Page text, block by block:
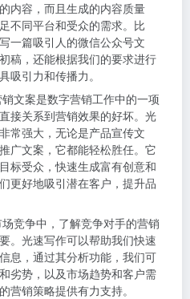
内容，而且生成的内容质量
不同平台和受众的需求。比
一篇吸引人的微信公众号文
稿，还能根据我们的要求进行
吸引力和传播力。
销文案是数字营销工作中的一项
接关系到营销效果的好坏。光
常强大，无论是产品宣传文
广文案，它都能轻松胜任。它
标受众，快速生成富有创意和
更好地吸引潜在客户，提升品
场竞争中，了解竞争对手的营销
。光速写作可以帮助我们快速
息，通过其分析功能，我们可
劣势，以及市场趋势和客户需
营销策略提供有力支持。